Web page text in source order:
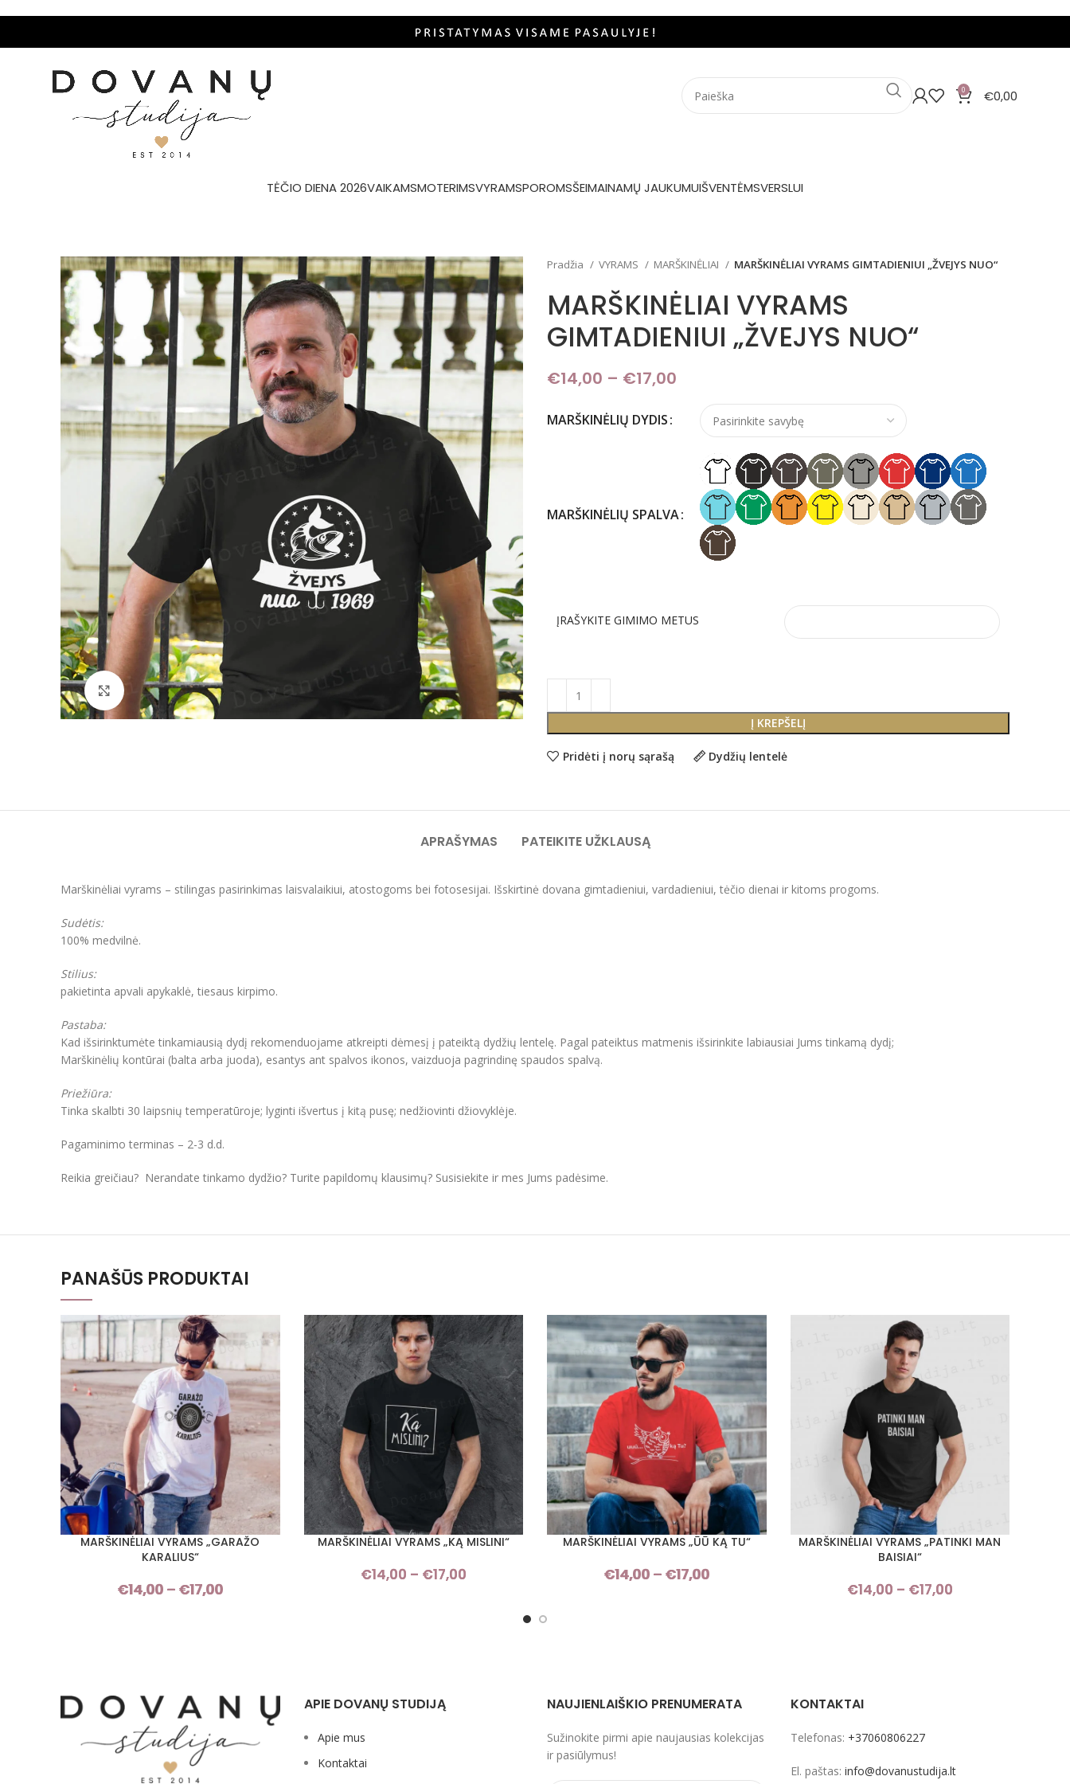
0 €0,00
TĖČIO DIENA 2026VAIKAMSMOTERIMSVYRAMSPOROMSŠEIMAINAMŲ JAUKUMUIŠVENTĖMSVERSLUI
Padidinti
Pradžia VYRAMS MARŠKINĖLIAI MARŠKINĖLIAI VYRAMS GIMTADIENIUI „ŽVEJYS NUO“
MARŠKINĖLIAI VYRAMS
GIMTADIENIUI „ŽVEJYS NUO“
€14,00 – €17,00
MARŠKINĖLIŲ DYDIS
MARŠKINĖLIŲ SPALVA
ĮRAŠYKITE GIMIMO METUS
Į KREPŠELĮ
Pridėti į norų sąrašą Dydžių lentelė
APRAŠYMAS PATEIKITE UŽKLAUSĄ
Marškinėliai vyrams – stilingas pasirinkimas laisvalaikiui, atostogoms bei fotosesijai. Išskirtinė dovana gimtadieniui, vardadieniui, tėčio dienai ir kitoms progoms.
Sudėtis:
100% medvilnė.
Stilius:
pakietinta apvali apykaklė, tiesaus kirpimo.
Pastaba:
Kad išsirinktumėte tinkamiausią dydį rekomenduojame atkreipti dėmesį į pateiktą dydžių lentelę. Pagal pateiktus matmenis išsirinkite labiausiai Jums tinkamą dydį;
Marškinėlių kontūrai (balta arba juoda), esantys ant spalvos ikonos, vaizduoja pagrindinę spaudos spalvą.
Priežiūra:
Tinka skalbti 30 laipsnių temperatūroje; lyginti išvertus į kitą pusę; nedžiovinti džiovyklėje.
Pagaminimo terminas – 2-3 d.d.
Reikia greičiau? Nerandate tinkamo dydžio? Turite papildomų klausimų? Susisiekite ir mes Jums padėsime.
PANAŠŪS PRODUKTAI
PASIRINKTI SAVYBES
MARŠKINĖLIAI VYRAMS „GARAŽO
KARALIUS“
€14,00 – €17,00
PASIRINKTI SAVYBES
MARŠKINĖLIAI VYRAMS „KĄ MISLINI“
€14,00 – €17,00
through
PASIRINKTI SAVYBES
MARŠKINĖLIAI VYRAMS „ŪŪ KĄ TU“
€14,00 – €17,00
PASIRINKTI SAVYBES
MARŠKINĖLIAI VYRAMS „PATINKI MAN
BAISIAI“
€14,00 – €17,00
APIE DOVANŲ STUDIJĄ
Apie mus
Kontaktai
NAUJIENLAIŠKIO PRENUMERATA
Sužinokite pirmi apie naujausias kolekcijas
ir pasiūlymus!
KONTAKTAI
Telefonas: +37060806227
El. paštas: info@dovanustudija.lt